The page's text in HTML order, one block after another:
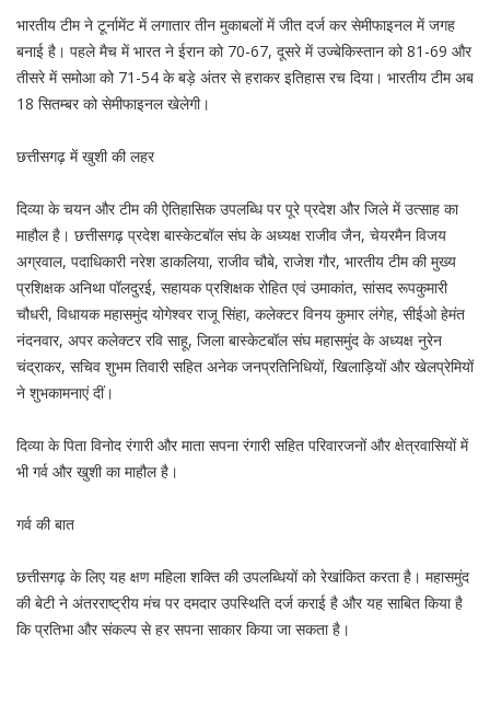
भारतीय टीम ने टूर्नामेंट में लगातार तीन मुकाबलों में जीत दर्ज कर सेमीफाइनल में जगह
बनाई है। पहले मैच में भारत ने ईरान को 70-67, दूसरे में उज्बेकिस्तान को 81-69 और
तीसरे में समोआ को 71-54 के बड़े अंतर से हराकर इतिहास रच दिया। भारतीय टीम अब
18 सितम्बर को सेमीफाइनल खेलेगी।
छत्तीसगढ़ में खुशी की लहर
दिव्या के चयन और टीम की ऐतिहासिक उपलब्धि पर पूरे प्रदेश और जिले में उत्साह का
माहौल है। छत्तीसगढ़ प्रदेश बास्केटबॉल संघ के अध्यक्ष राजीव जैन, चेयरमैन विजय
अग्रवाल, पदाधिकारी नरेश डाकलिया, राजीव चौबे, राजेश गौर, भारतीय टीम की मुख्य
प्रशिक्षक अनिथा पॉलदुरई, सहायक प्रशिक्षक रोहित एवं उमाकांत, सांसद रूपकुमारी
चौधरी, विधायक महासमुंद योगेश्वर राजू सिंहा, कलेक्टर विनय कुमार लंगेह, सीईओ हेमंत
नंदनवार, अपर कलेक्टर रवि साहू, जिला बास्केटबॉल संघ महासमुंद के अध्यक्ष नुरेन
चंद्राकर, सचिव शुभम तिवारी सहित अनेक जनप्रतिनिधियों, खिलाड़ियों और खेलप्रेमियों
ने शुभकामनाएं दीं।
दिव्या के पिता विनोद रंगारी और माता सपना रंगारी सहित परिवारजनों और क्षेत्रवासियों में
भी गर्व और खुशी का माहौल है।
गर्व की बात
छत्तीसगढ़ के लिए यह क्षण महिला शक्ति की उपलब्धियों को रेखांकित करता है। महासमुंद
की बेटी ने अंतरराष्ट्रीय मंच पर दमदार उपस्थिति दर्ज कराई है और यह साबित किया है
कि प्रतिभा और संकल्प से हर सपना साकार किया जा सकता है।